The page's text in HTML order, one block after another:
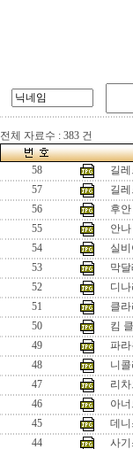
전체 자료수 : 383 건
58 길
57
길
56
후
55
안
54
실
53
막
52
디
51
클
50
킴
49
파
48
니
47
리
46
아
45
데
44
사